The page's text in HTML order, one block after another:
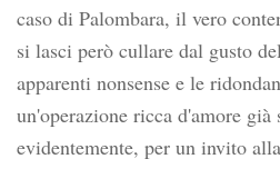
caso di Palombara, il vero
si lasci però cullare dal gusto
apparenti nonsense e le
un'operazione ricca d'amore già
evidentemente, per un invito